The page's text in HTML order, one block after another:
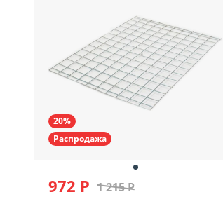
20%
Распродажа
972 Р 1 215 Р